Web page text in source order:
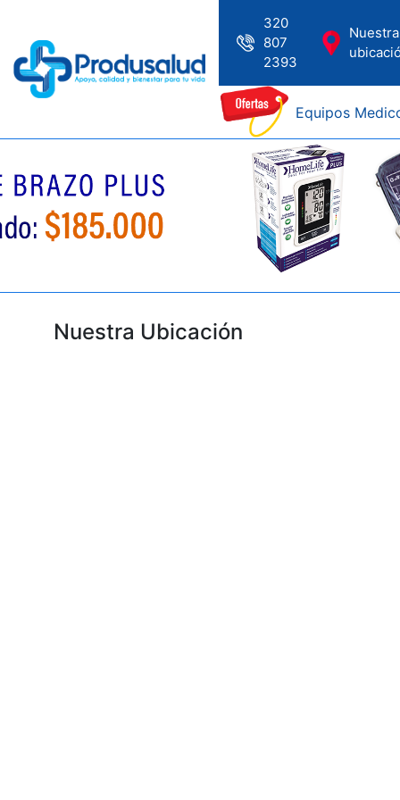
320
807
2393
Nuestra
Nuestra Ubicación